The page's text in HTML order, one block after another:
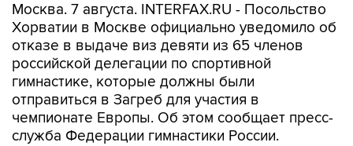
Москва. 7 августа. INTERFAX.RU - Посольство
Хорватии в Москве официально уведомило об
отказе в выдаче виз девяти из 65 членов
российской делегации по спортивной
гимнастике, которые должны были
отправиться в Загреб для участия в
чемпионате Европы. Об этом сообщает пресс-
служба Федерации гимнастики России.